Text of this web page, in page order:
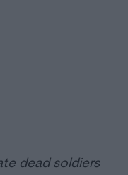
dead soldiers